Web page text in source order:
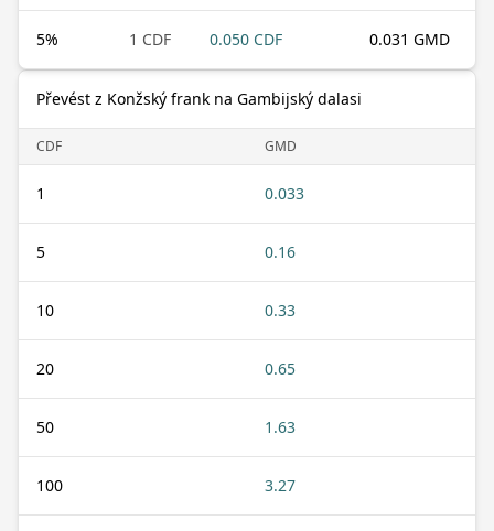
5% 1 CDF 0.050 CDF 0.031 GMD
Převést z Konžský frank na Gambijský dalasi
CDF GMD
1 0.033
5 0.16
10 0.33
20 0.65
50 1.63
100 3.27